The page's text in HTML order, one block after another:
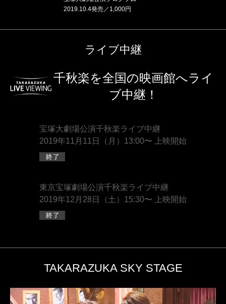
2019.10.4発売／1,000円
ライブ中継
千秋楽を全国の映画館へライ
ブ中継！
宝塚大劇場公演千秋楽ライブ中継
2019年11月11日（月）13:00〜 上映開始
東京宝塚劇場公演千秋楽ライブ中継
2019年12月28日（土）15:30〜 上映開始
TAKARAZUKA SKY STAGE